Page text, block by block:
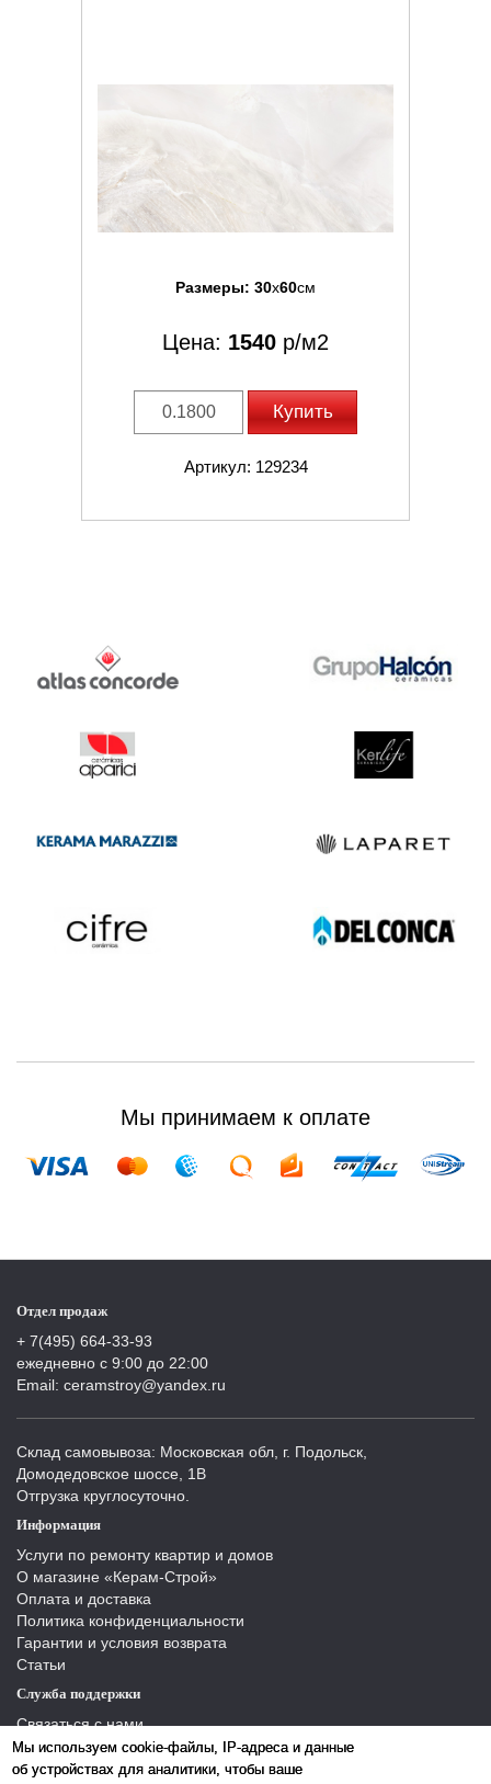
Мы используем cookie-файлы, IP-адреса и данные
об устройствах для аналитики, чтобы ваше
Размеры: 30x60см
Цена: 1540 р/м2
Купить
Артикул: 129234
Мы принимаем к оплате
Отдел продаж
+ 7(495) 664-33-93
ежедневно с 9:00 до 22:00
Email: ceramstroy@yandex.ru
Склад самовывоза: Московская обл, г. Подольск,
Домодедовское шоссе, 1В
Отгрузка круглосуточно.
Информация
Услуги по ремонту квартир и домов
О магазине «Керам-Строй»
Оплата и доставка
Политика конфиденциальности
Гарантии и условия возврата
Статьи
Служба поддержки
Связаться с нами
Отзывы
Производители